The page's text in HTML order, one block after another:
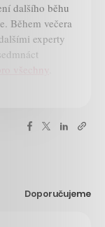
dalšího běhu
Během večera
experty
všechny
Doporučujeme